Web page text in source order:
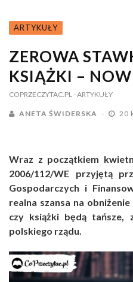
ARTYKUŁY
ZEROWA
KSIĄŻKI –
COPRZECZYTAC.PL - ARTYKUŁY
ANETA ŚWIDERSKA 20
Wraz z początkiem
2006/112/WE przyjętą
Gospodarczych i
realna szansa na
czy książki będą
polskiego rządu.